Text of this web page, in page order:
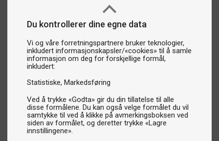
Du kontrollerer dine egne data
Vi og våre forretningspartnere bruker teknologier,
inkludert informasjonskapsler/«cookies» til å samle
informasjon om deg for forskjellige formål,
inkludert:
Statistiske Markedsføring
Ved å trykke «Godta» gir du din tillatelse til alle
disse formålene. Du kan også velge formålet du vil
samtykke til ved å klikke på avmerkingsboksen ved
siden av formålet, og deretter trykke «Lagre
innstillingene».